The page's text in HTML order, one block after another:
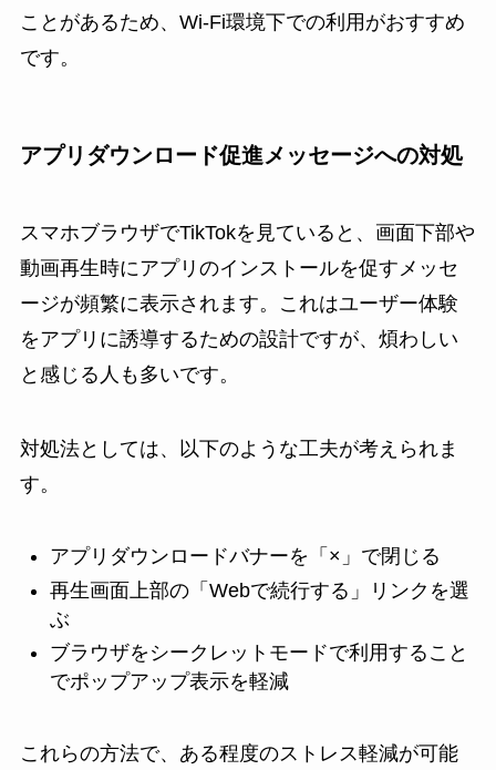
ことがあるため、Wi-Fi環境下での利用がおすすめ
です。
アプリダウンロード促進メッセージへの対処
スマホブラウザでTikTokを見ていると、画面下部や
動画再生時にアプリのインストールを促すメッセ
ージが頻繁に表示されます。これはユーザー体験
をアプリに誘導するための設計ですが、煩わしい
と感じる人も多いです。
対処法としては、以下のような工夫が考えられま
す。
アプリダウンロードバナーを「×」で閉じる
再生画面上部の「Webで続行する」リンクを選
ぶ
ブラウザをシークレットモードで利用すること
でポップアップ表示を軽減
これらの方法で、ある程度のストレス軽減が可能